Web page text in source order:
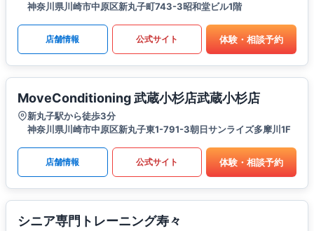
神奈川県川崎市中原区新丸子町743-3昭和堂ビル1階
店舗情報 公式サイト 体験・相談予約
MoveConditioning 武蔵小杉店武蔵小杉店
新丸子駅から徒歩3分
神奈川県川崎市中原区新丸子東1-791-3朝日サンライズ多摩川1F
店舗情報 公式サイト 体験・相談予約
シニア専門トレーニング寿々